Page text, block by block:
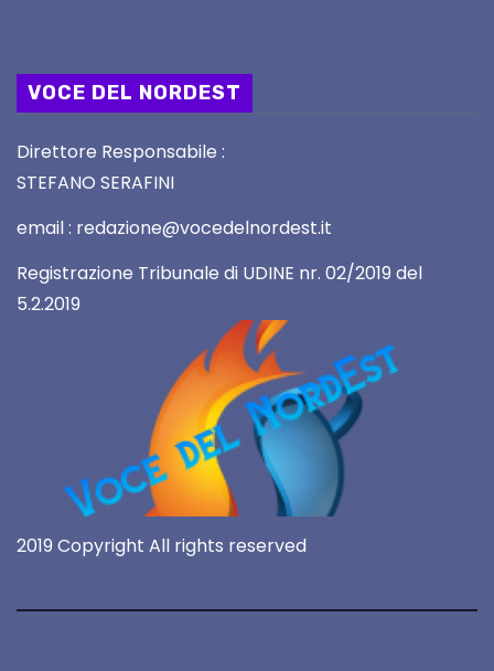
VOCE DEL NORDEST
Direttore Responsabile :
STEFANO SERAFINI
email : redazione@vocedelnordest.it
Registrazione Tribunale di UDINE nr. 02/2019 del
5.2.2019
2019 Copyright All rights reserved